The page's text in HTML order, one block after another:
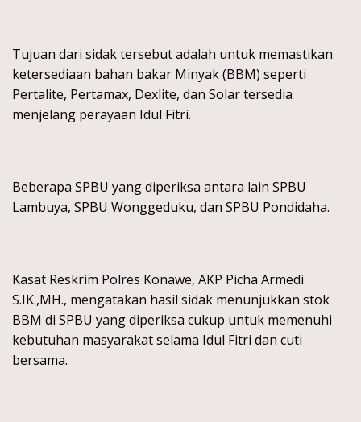
Tujuan dari sidak tersebut adalah untuk memastikan
ketersediaan bahan bakar Minyak (BBM) seperti
Pertalite, Pertamax, Dexlite, dan Solar tersedia
menjelang perayaan Idul Fitri.
Beberapa SPBU yang diperiksa antara lain SPBU
Lambuya, SPBU Wonggeduku, dan SPBU Pondidaha.
Kasat Reskrim Polres Konawe, AKP Picha Armedi
S.IK.,MH., mengatakan hasil sidak menunjukkan stok
BBM di SPBU yang diperiksa cukup untuk memenuhi
kebutuhan masyarakat selama Idul Fitri dan cuti
bersama.